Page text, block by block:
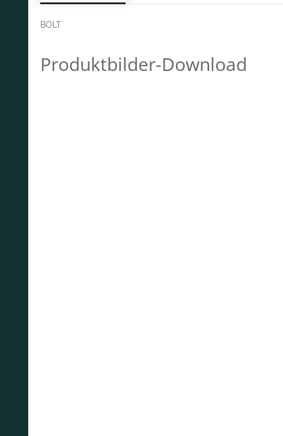
BOLT
Produktbilder-Download